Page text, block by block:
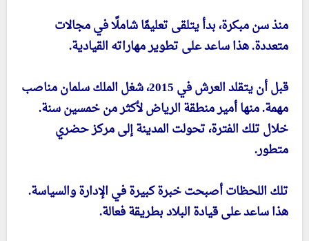
منذ سن مبكرة، بدأ يتلقى تعليمًا شاملًا في مجالات
متعددة. هذا ساعد على تطوير مهاراته القيادية.
قبل أن يتقلد العرش في 2015، شغل الملك سلمان مناصب
مهمة. منها أمير منطقة الرياض لأكثر من خمسين سنة.
خلال تلك الفترة، تحولت المدينة إلى مركز حضري
متطور.
تلك اللحظات أصبحت خبرة كبيرة في الإدارة والسياسة.
هذا ساعد على قيادة البلاد بطريقة فعالة.